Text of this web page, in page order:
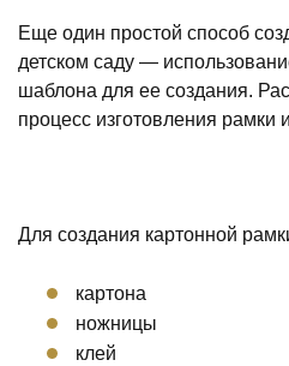
Еще один простой способ
детском саду —
шаблона для ее создания.
процесс изготовления рамки
Для создания картонной
картона
ножницы
клей